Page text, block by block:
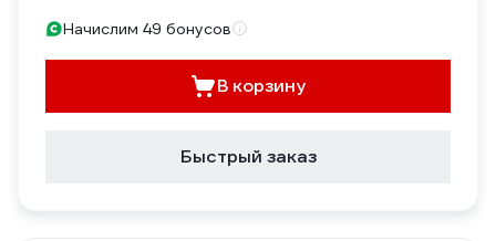
Начислим 49 бонусов
В корзину
Быстрый заказ